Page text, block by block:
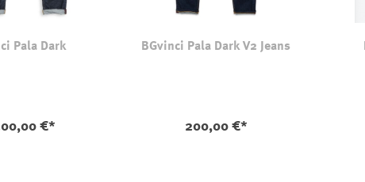
Pala Dark
€*
BGvinci Pala Dark V2 Jeans
200,00 €*